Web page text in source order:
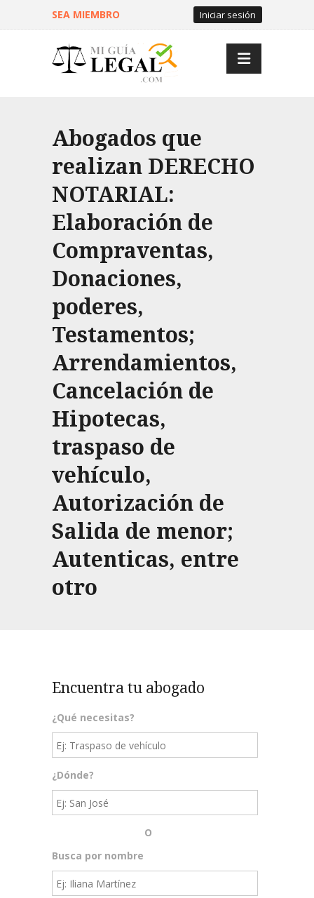
SEA MIEMBRO Iniciar sesión
Abogados que
realizan DERECHO
NOTARIAL:
Elaboración de
Compraventas,
Donaciones,
poderes,
Testamentos;
Arrendamientos,
Cancelación de
Hipotecas,
traspaso de
vehículo,
Autorización de
Salida de menor;
Autenticas, entre
otro
Encuentra tu abogado
¿Qué necesitas?
¿Dónde?
O
Busca por nombre